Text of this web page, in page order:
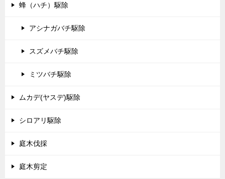
蜂（ハチ）駆除
アシナガバチ駆除
スズメバチ駆除
ミツバチ駆除
ムカデ(ヤスデ)駆除
シロアリ駆除
庭木伐採
庭木剪定